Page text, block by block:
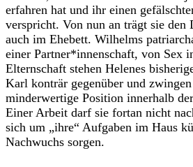
erfahren hat und ihr einen
verspricht. Von nun an trägt sie den
auch im Ehebett. Wilhelms
einer Partner*innenschaft, von Sex
Elternschaft stehen Helenes
Karl konträr gegenüber und
minderwertige Position innerhalb
Einer Arbeit darf sie fortan nicht
sich um „ihre“ Aufgaben im Haus
Nachwuchs sorgen.